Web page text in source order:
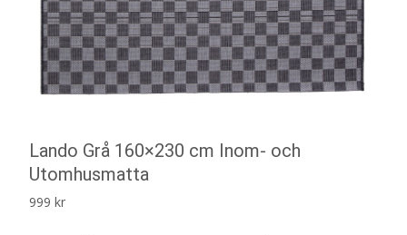
Lando Grå 160×230 cm Inom- och
Utomhusmatta
999 kr